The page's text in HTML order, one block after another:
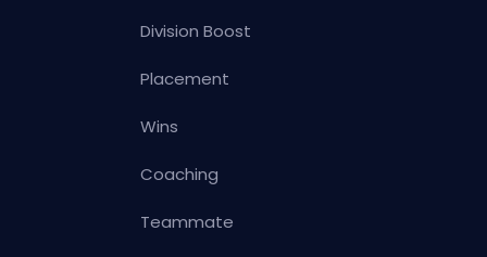
Division Boost
Placement
Wins
Coaching
Teammate